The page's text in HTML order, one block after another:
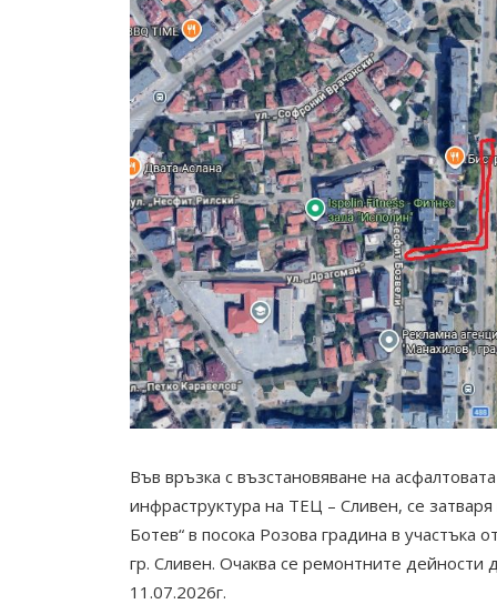
Във връзка с възстановяване на
инфраструктура на ТЕЦ – Сливен, се
Ботев“ в посока Розова градина в участъка
гр. Сливен. Очаква се ремонтните дейности
11.07.2026г.